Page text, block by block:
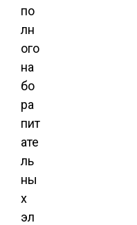
по
лн
ого
на
бо
ра
пит
ате
ль
ны
х
эл